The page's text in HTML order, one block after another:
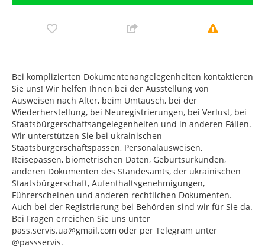
Bei komplizierten Dokumentenangelegenheiten kontaktieren
Sie uns! Wir helfen Ihnen bei der Ausstellung von
Ausweisen nach Alter, beim Umtausch, bei der
Wiederherstellung, bei Neuregistrierungen, bei Verlust, bei
Staatsbürgerschaftsangelegenheiten und in anderen Fällen.
Wir unterstützen Sie bei ukrainischen
Staatsbürgerschaftspässen, Personalausweisen,
Reisepässen, biometrischen Daten, Geburtsurkunden,
anderen Dokumenten des Standesamts, der ukrainischen
Staatsbürgerschaft, Aufenthaltsgenehmigungen,
Führerscheinen und anderen rechtlichen Dokumenten.
Auch bei der Registrierung bei Behörden sind wir für Sie da.
Bei Fragen erreichen Sie uns unter
pass.servis.ua@gmail.com oder per Telegram unter
@passservis.